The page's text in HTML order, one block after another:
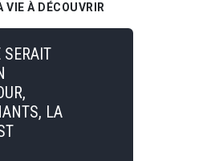
VIE À DÉCOUVRIR
LA